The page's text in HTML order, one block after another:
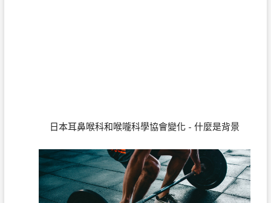
日本耳鼻喉科和喉嚨科學協會變化 - 什麼是背景